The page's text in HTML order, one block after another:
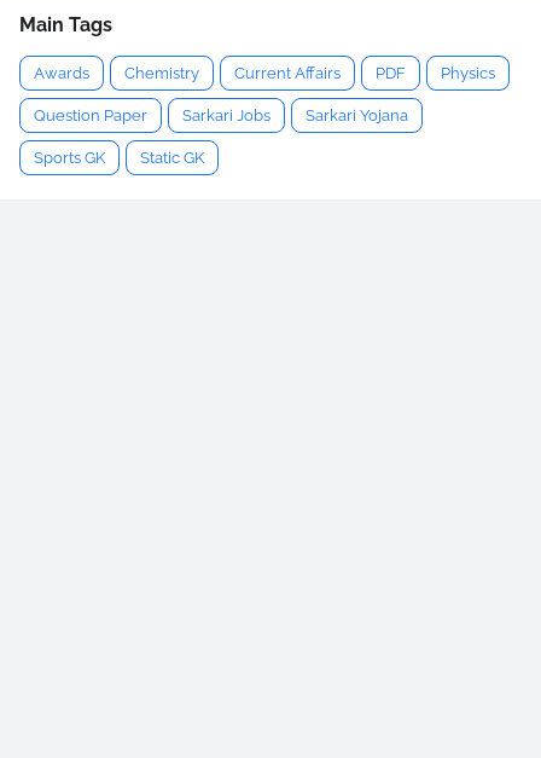
Main Tags
Awards Chemistry Current Affairs PDF Physics
Question Paper Sarkari Jobs Sarkari Yojana
Sports GK Static GK